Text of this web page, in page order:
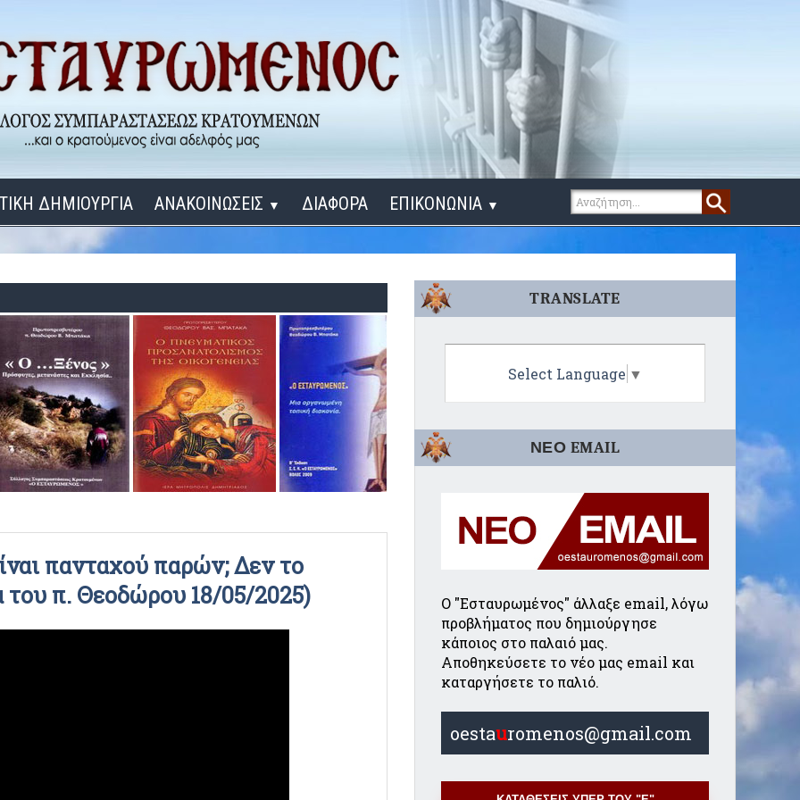
ΔΗΜΙΟΥΡΓΙΑ ΑΝΑΚΟΙΝΩΣΕΙΣ ▼
ΔΙΔΑΞΟΝ ΜΕ, ΚΥΡΙΕ
ΓΙΑ ΤΟΥΣ ΜΙΚΡΟΥΣ ΜΑΣ ΦΙΛΟΥΣ
ΡΑΔΙΟΦΩΝΙΚΕΣ ΕΚΠΟΜΠΕΣ
ΒΙΝΤΕΟ
ΔΙΑΦΟΡΑ ΕΠΙΚΟΝΩΝΙΑ ▼
πανταχού παρών; Δεν το
του π. Θεοδώρου 18/05/2025)
TRANSLATE
Select Language ▼
ΝΕΟ EMAIL
Ο "Εσταυρωμένος" άλλαξε email, λόγω
προβλήματος που δημιούργησε
κάποιος στο παλαιό μας.
Αποθηκεύσετε το νέο μας email και
καταργήσετε το παλιό.
oestauromenos@gmail.com